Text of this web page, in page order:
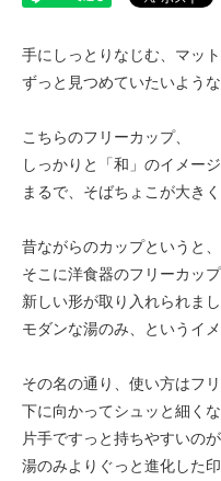
手にしっとりなじむ、マッ
ずっと見つめていたいよう
こちらのフリーカップ、
しっかりと「和」のイメージ
まるで、そばちょこが大き
昔ながらのカップというと
そこに洋食器のフリーカッ
新しい形が取り入れられまし
モダンな湯のみ、というイ
その名の通り、使い方はフリ
下に向かってシュッと細くな
片手ですっと持ちやすいのが
湯のみよりぐっと進化した印